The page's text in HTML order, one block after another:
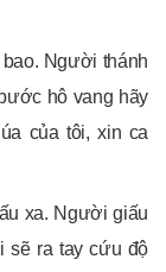
Người thánh
hô vang hãy
của tôi, xin ca
xa. Người giấu
sẽ ra tay cứu độ